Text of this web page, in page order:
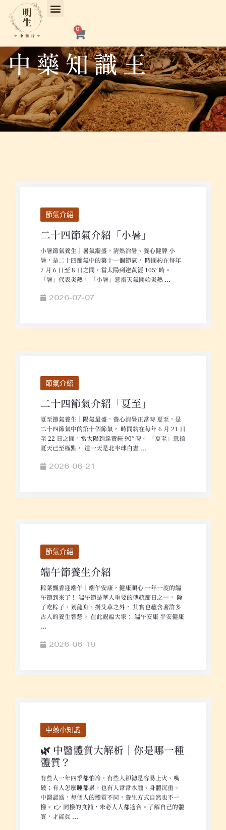
內
容
0
籃
中藥知識王
節氣介紹
二十四節氣介紹「小暑」
小暑節氣養生｜暑氣漸盛，清熱消暑、養心健脾 小
暑，是二十四節氣中的第十一個節氣， 時間約在每年
7 月 6 日至 8 日之間，當太陽到達黃經 105° 時。
「暑」代表炎熱， 「小暑」意指天氣開始炎熱 ...
2026-07-07
節氣介紹
二十四節氣介紹「夏至」
夏至節氣養生｜陽氣最盛，養心消暑正當時 夏至，是
二十四節氣中的第十個節氣， 時間約在每年 6 月 21 日
至 22 日之間，當太陽到達黃經 90° 時。 「夏至」意指
夏天已至極點， 這一天是北半球白晝 ...
2026-06-21
節氣介紹
端午節養生介紹
粽葉飄香迎端午｜端午安康，健康順心 一年一度的端
午節到來了！ 端午節是華人重要的傳統節日之一， 除
了吃粽子、划龍舟、掛艾草之外， 其實也蘊含著許多
古人的養生智慧。 在此祝福大家： 端午安康 平安健康
...
2026-06-19
中藥小知識
🌿 中醫體質大解析｜你是哪一種
體質？
有些人一年四季都怕冷，有些人卻總是容易上火、嘴
破；有人怎麼睡都累，也有人常常水腫、身體沉重。
中醫認為，每個人的體質不同，養生方式自然也不一
樣。 👉 同樣的食補，未必人人都適合。了解自己的體
質，才能真 ...